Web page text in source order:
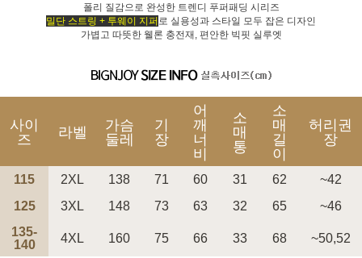
폴리 질감으로 완성한 트렌디 푸퍼패딩 시리즈
밀단 스트링 + 투웨이 지퍼 로 실용성과 스타일 모두 잡은 디자인
가볍고 따뜻한 웰론 충전재, 편안한 빅핏 실루엣
사이
즈
라벨
가슴
둘레
기
장
어
깨
너
비
소
매
통
소
매
길
이
허리권
장
115 2XL 138 71 60 31 62
~42
125
3XL 148 73 63 32 65
~46
135-
140
4XL 160 75 66 33 68 ~50,52